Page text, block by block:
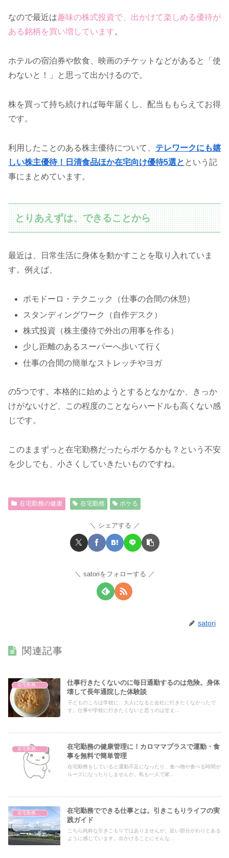
なので最近は趣味の株式投資で、出かけて楽しめる優待が
ある銘柄を買い増しています。
ホテルの宿泊券や飲食、映画のチケットなどがあると「使
わないと！」と思って出かけるので。
株を買って持ち続ければ毎年届くし、配当ももらえてお得
です。
利用したことのある株主優待について、 テレワークにも嬉
しい株主優待！日清食品ほか在宅向け優待5選と という記
事にまとめています。
とりあえずは、できることから
最近は、日常生活に身体を動かすことを取り入れていま
す。例えば、
ポモドーロ・テクニック（仕事の合間の休憩）
スタンディングワーク（自作デスク）
株式投資（株主優待で外出の用事を作る）
少し距離のあるスーパーへ歩いて行く
仕事の合間の簡単なストレッチやヨガ
の5つです。本格的に始めようとするとなかなか、きっか
けがないけど、この程度のことならハードルも高くない感
じです。
このままずっと在宅勤務だったらボケるかも？という不安
を少しでも、小さくしていきたいものですね。
在宅勤務の健康 在宅勤務 ボケる
シェアする
satoriをフォローする
satori
関連記事
在宅勤務の健康
仕事行きたくないのに毎日通勤するのは危険。身体
壊して長年通院した体験談
子どものころは学校に、大人になると会社に行きたくなかったで
す。仕事や学校に行きたくないと思うのは甘え...
在宅勤務のダイエット
在宅勤務の健康管理に！カロママプラスで運動・食
事を無料で簡単管理
在宅勤務をしていると運動不足になったり、食べ物や食べる時間が
ルーズになったりしませんか。私も一人で家...
在宅勤務でできる仕事とは。引きこもりライフの実
践ガイド
こちら純粋な引きこもりではありませんが、近い部分がわりとある
ように感じています。出かけることにそんな...